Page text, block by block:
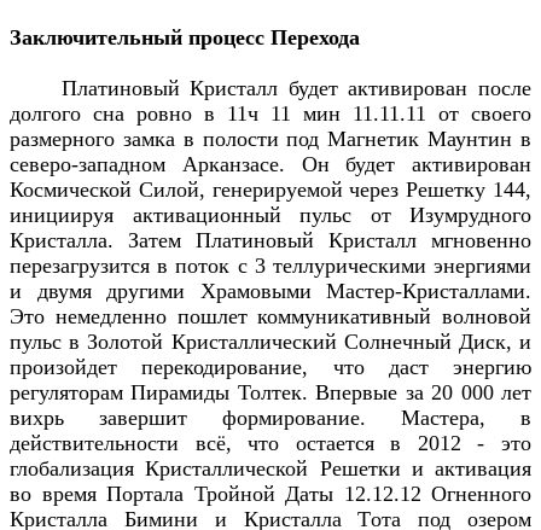
Заключительный процесс Перехода
Платиновый Кристалл будет активирован после
долгого сна ровно в 11ч 11 мин 11.11.11 от своего
размерного замка в полости под Магнетик Маунтин в
северо-западном Арканзасе. Он будет активирован
Космической Силой, генерируемой через Решетку 144,
инициируя активационный пульс от Изумрудного
Кристалла. Затем Платиновый Кристалл мгновенно
перезагрузится в поток с 3 теллурическими энергиями
и двумя другими Храмовыми Мастер-Кристаллами.
Это немедленно пошлет коммуникативный волновой
пульс в Золотой Кристаллический Солнечный Диск, и
произойдет перекодирование, что даст энергию
регуляторам Пирамиды Толтек. Впервые за 20 000 лет
вихрь завершит формирование. Мастера, в
действительности всё, что остается в 2012 - это
глобализация Кристаллической Решетки и активация
во время Портала Тройной Даты 12.12.12 Огненного
Кристалла Бимини и Кристалла Tота под озером